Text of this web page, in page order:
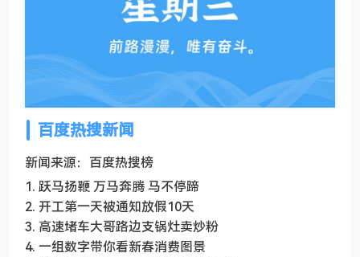
百度热搜新闻
新闻来源：百度热搜榜
1. 跃马扬鞭 万马奔腾 马不停蹄
2. 开工第一天被通知放假10天
3. 高速堵车大哥路边支锅灶卖炒粉
4. 一组数字带你看新春消费图景